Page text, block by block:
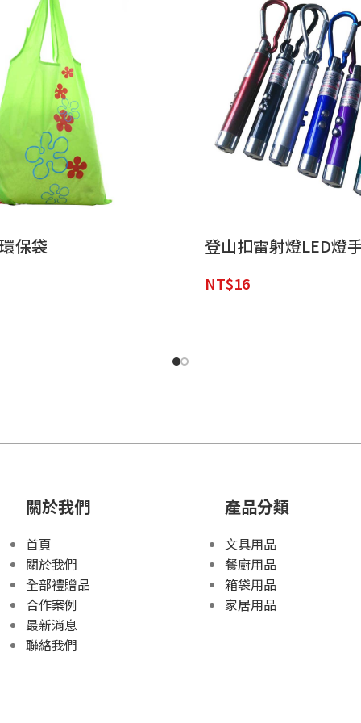
保袋 登山扣雷射燈LED燈
NT$16
關於我們
首頁
關於我們
全部禮贈品
合作案例
最新消息
聯絡我們
產品分類
文具用品
餐廚用品
箱袋用品
家居用品